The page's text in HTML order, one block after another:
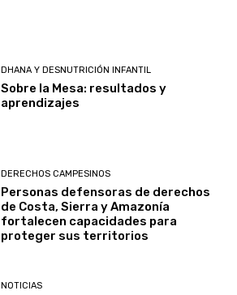
DHANA Y DESNUTRICIÓN INFANTIL
Sobre la Mesa: resultados y
aprendizajes
DERECHOS CAMPESINOS
Personas defensoras de derechos
de Costa, Sierra y Amazonía
fortalecen capacidades para
proteger sus territorios
NOTICIAS